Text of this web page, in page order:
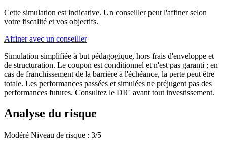
Cette simulation est indicative. Un conseiller peut l'affiner selon
votre fiscalité et vos objectifs.
Affiner avec un conseiller
Simulation simplifiée à but pédagogique, hors frais d'enveloppe et
de structuration. Le coupon est conditionnel et n'est pas garanti ; en
cas de franchissement de la barrière à l'échéance, la perte peut être
totale. Les performances passées et simulées ne préjugent pas des
performances futures. Consultez le DIC avant tout investissement.
Analyse du risque
Modéré Niveau de risque : 3/5